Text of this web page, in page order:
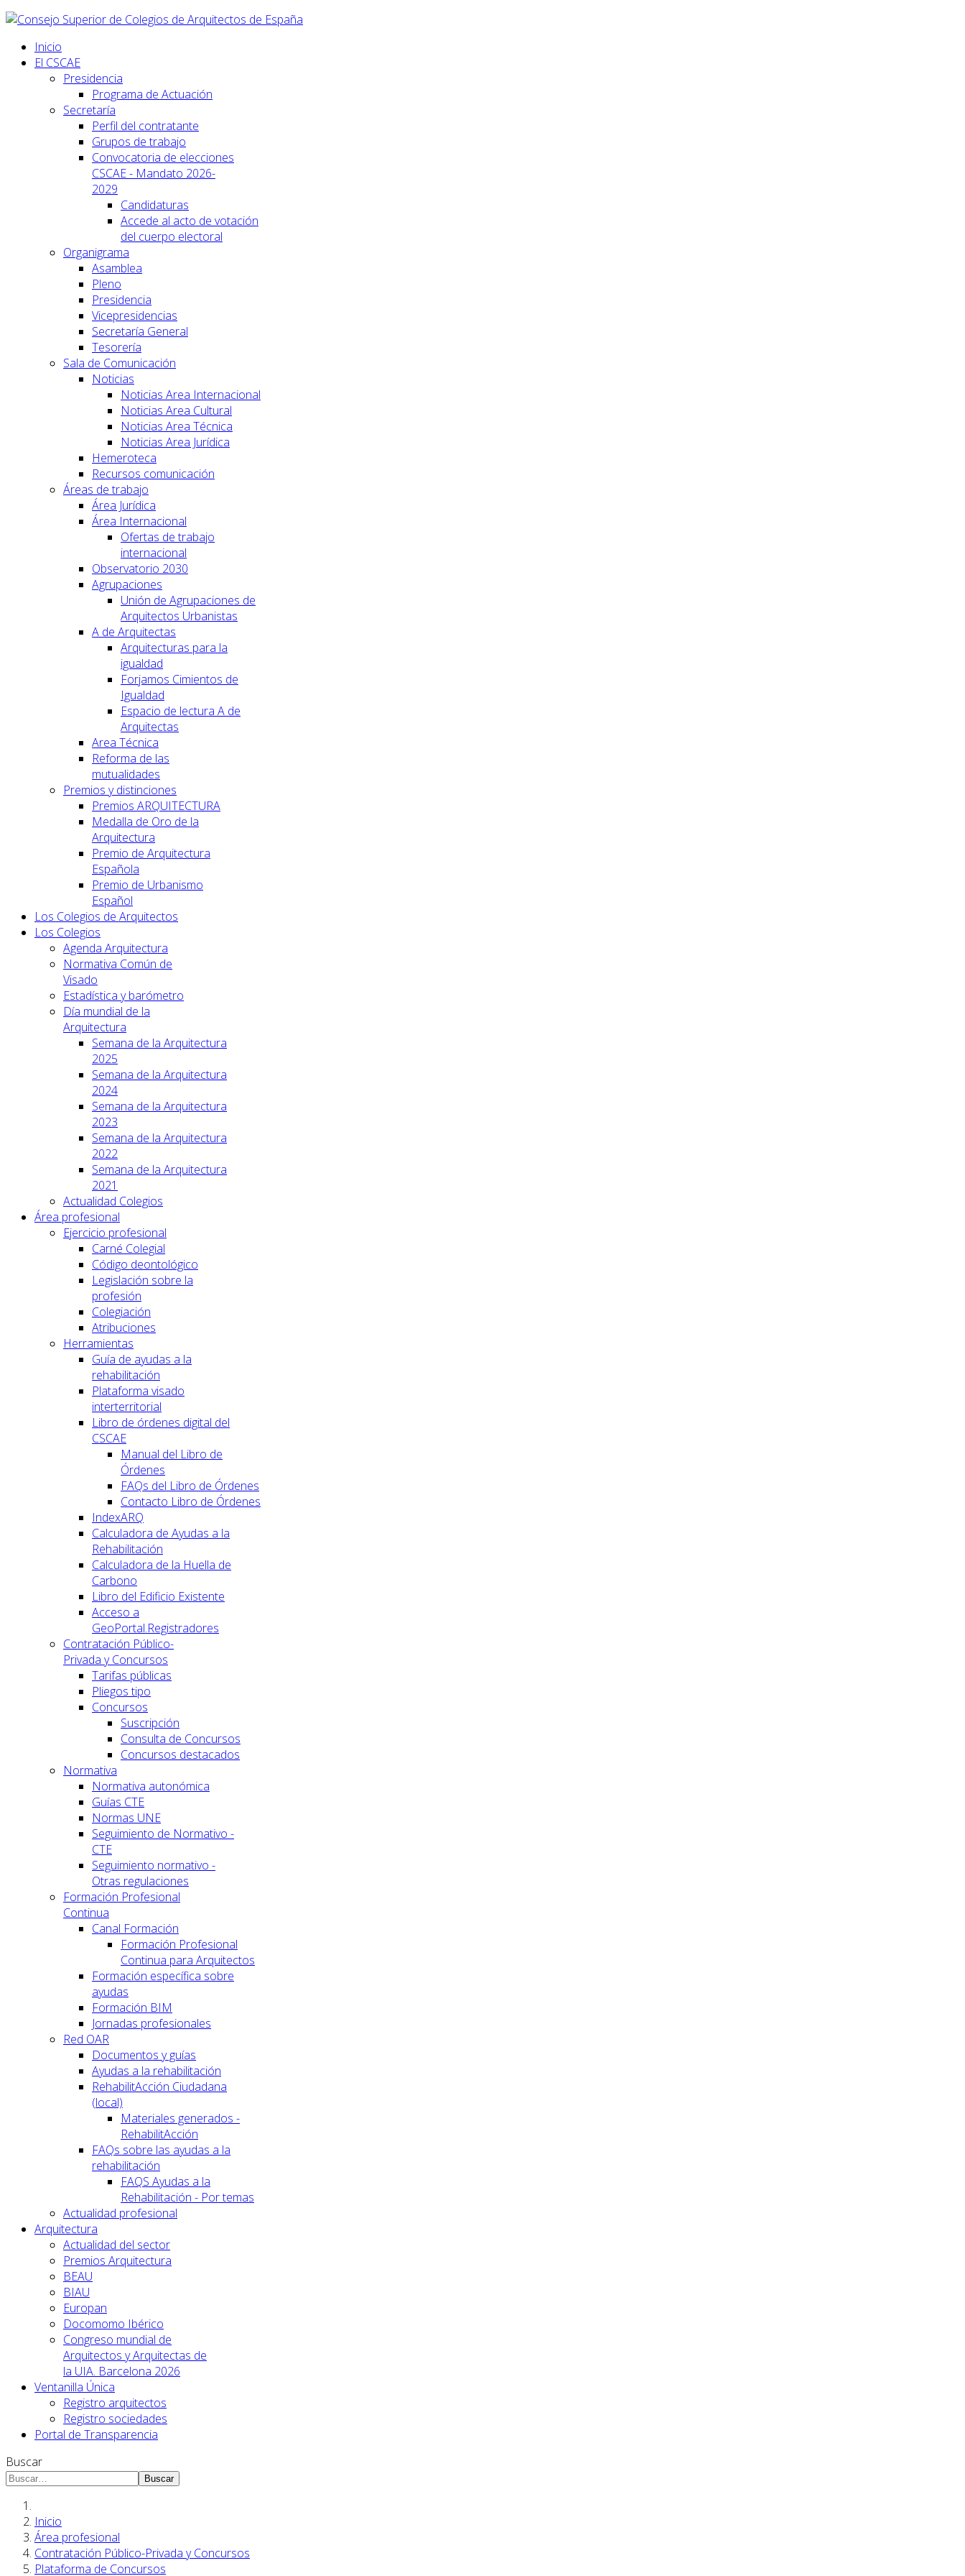
Inicio
El CSCAE
Presidencia
Programa de Actuación
Secretaría
Perfil del contratante
Grupos de trabajo
Convocatoria de elecciones
CSCAE - Mandato 2026-
2029
Candidaturas
Accede al acto de votación
del cuerpo electoral
Organigrama
Asamblea
Pleno
Presidencia
Vicepresidencias
Secretaría General
Tesorería
Sala de Comunicación
Noticias
Noticias Area Internacional
Noticias Area Cultural
Noticias Area Técnica
Noticias Area Jurídica
Hemeroteca
Recursos comunicación
Áreas de trabajo
Área Jurídica
Área Internacional
Ofertas de trabajo
internacional
Observatorio 2030
Agrupaciones
Unión de Agrupaciones de
Arquitectos Urbanistas
A de Arquitectas
Arquitecturas para la
igualdad
Forjamos Cimientos de
Igualdad
Espacio de lectura A de
Arquitectas
Area Técnica
Reforma de las
mutualidades
Premios y distinciones
Premios ARQUITECTURA
Medalla de Oro de la
Arquitectura
Premio de Arquitectura
Española
Premio de Urbanismo
Español
Los Colegios de Arquitectos
Los Colegios
Agenda Arquitectura
Normativa Común de
Visado
Estadística y barómetro
Día mundial de la
Arquitectura
Semana de la Arquitectura
2025
Semana de la Arquitectura
2024
Semana de la Arquitectura
2023
Semana de la Arquitectura
2022
Semana de la Arquitectura
2021
Actualidad Colegios
Área profesional
Ejercicio profesional
Carné Colegial
Código deontológico
Legislación sobre la
profesión
Colegiación
Atribuciones
Herramientas
Guía de ayudas a la
rehabilitación
Plataforma visado
interterritorial
Libro de órdenes digital del
CSCAE
Manual del Libro de
Órdenes
FAQs del Libro de Órdenes
Contacto Libro de Órdenes
IndexARQ
Calculadora de Ayudas a la
Rehabilitación
Calculadora de la Huella de
Carbono
Libro del Edificio Existente
Acceso a
GeoPortal.Registradores
Contratación Público-
Privada y Concursos
Tarifas públicas
Pliegos tipo
Concursos
Suscripción
Consulta de Concursos
Concursos destacados
Normativa
Normativa autonómica
Guías CTE
Normas UNE
Seguimiento de Normativo -
CTE
Seguimiento normativo -
Otras regulaciones
Formación Profesional
Continua
Canal Formación
Formación Profesional
Continua para Arquitectos
Formación específica sobre
ayudas
Formación BIM
Jornadas profesionales
Red OAR
Documentos y guías
Ayudas a la rehabilitación
RehabilitAcción Ciudadana
(local)
Materiales generados -
RehabilitAcción
FAQs sobre las ayudas a la
rehabilitación
FAQS Ayudas a la
Rehabilitación - Por temas
Actualidad profesional
Arquitectura
Actualidad del sector
Premios Arquitectura
BEAU
BIAU
Europan
Docomomo Ibérico
Congreso mundial de
Arquitectos y Arquitectas de
la UIA. Barcelona 2026
Ventanilla Única
Registro arquitectos
Registro sociedades
Portal de Transparencia
Buscar
Buscar
Inicio
Área profesional
Contratación Público-Privada y Concursos
Plataforma de Concursos